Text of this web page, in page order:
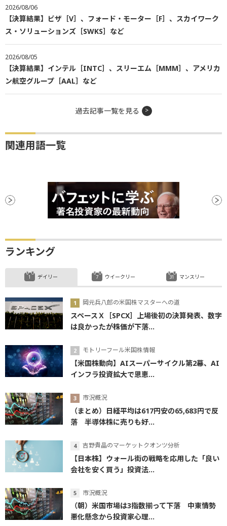
2026/08/06
【決算結果】ビザ［V］、フォード・モーター［F］、スカイワーク
ス・ソリューションズ［SWKS］など
2026/08/05
【決算結果】インテル［INTC］、スリーエム［MMM］、アメリカ
ン航空グループ［AAL］など
過去記事一覧を見る
関連用語一覧
ランキング
デイリー
岡元兵八郎の米国株マスターへの道
スペースＸ［SPCX］上場後初の決算発表、数字
は良かったが株価が下落...
モトリーフール米国株情報
【米国株動向】AIスーパーサイクル第2幕、AI
インフラ投資拡大で恩恵...
市況概況
（まとめ）日経平均は617円安の65,683円で反
落 半導体株に売りも好...
吉野貴晶のマーケットクオンツ分析
【日本株】ウォール街の戦略を応用した「良い
会社を安く買う」投資法...
市況概況
（朝）米国市場は3指数揃って下落 中東情勢
悪化懸念から投資家心理...
ウイークリー マンスリー